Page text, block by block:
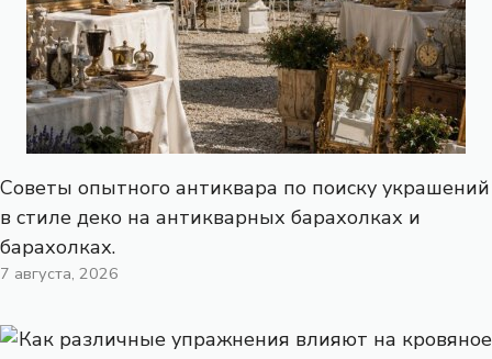
Советы опытного антиквара по поиску украшений
в стиле деко на антикварных барахолках и
барахолках.
7 августа, 2026